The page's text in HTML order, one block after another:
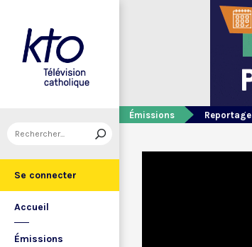
Se connecter
Accueil
Émissions
Émissions Reportage